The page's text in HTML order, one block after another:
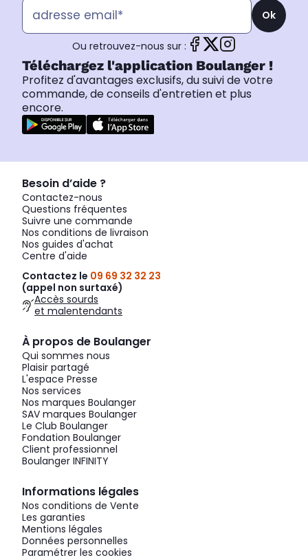
Ok
Ou retrouvez-nous sur :
Téléchargez l'application Boulanger !
Profitez d'avantages exclusifs, du suivi de votre
commande, de conseils d'entretien et plus
encore.
Besoin d’aide ?
Contactez-nous
Questions fréquentes
Suivre une commande
Nos conditions de livraison
Nos guides d'achat
Centre d'aide
Contactez le 09 69 32 32 23
(appel non surtaxé)
Accès sourds
et malentendants
À propos de Boulanger
Qui sommes nous
Plaisir partagé
L'espace Presse
Nos services
Nos marques Boulanger
SAV marques Boulanger
Le Club Boulanger
Fondation Boulanger
Client professionnel
Boulanger INFINITY
Informations légales
Nos conditions de Vente
Les garanties
Mentions légales
Données personnelles
Paramétrer les cookies